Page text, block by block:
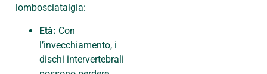
lombosciatalgia:
Età: Con
l’invecchiamento, i
dischi intervertebrali